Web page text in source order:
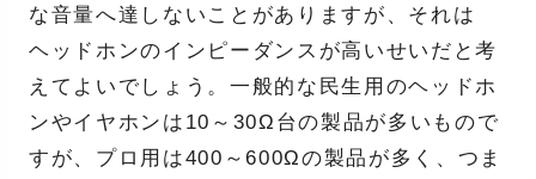
な音量へ達しないことがありますが、それは
ヘッドホンのインピーダンスが高いせいだと考
えてよいでしょう。一般的な民生用のヘッドホ
ンやイヤホンは10～30Ω台の製品が多いもので
すが、プロ用は400～600Ωの製品が多く、つま